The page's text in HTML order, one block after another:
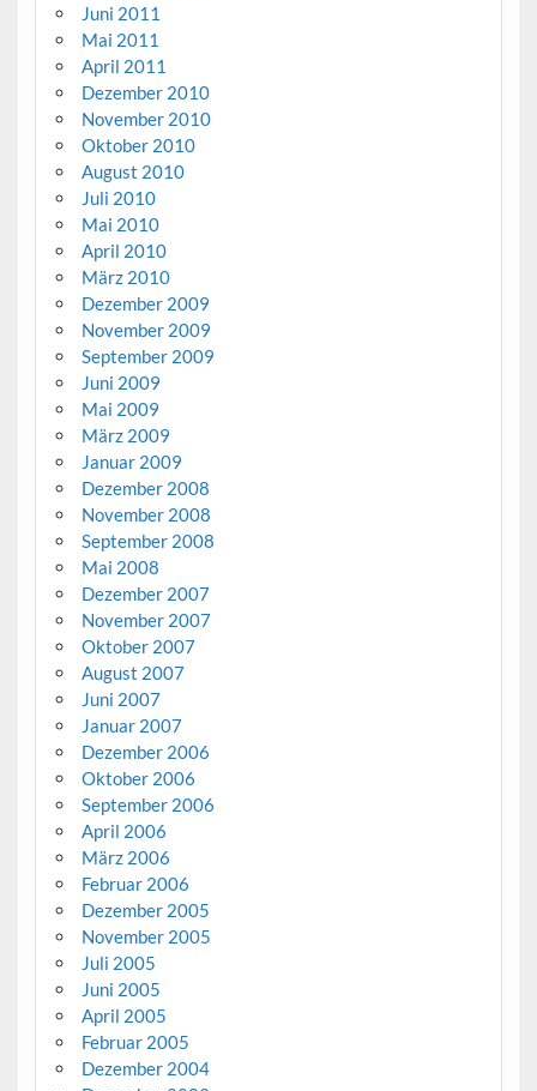
Juni 2011
Mai 2011
April 2011
Dezember 2010
November 2010
Oktober 2010
August 2010
Juli 2010
Mai 2010
April 2010
März 2010
Dezember 2009
November 2009
September 2009
Juni 2009
Mai 2009
März 2009
Januar 2009
Dezember 2008
November 2008
September 2008
Mai 2008
Dezember 2007
November 2007
Oktober 2007
August 2007
Juni 2007
Januar 2007
Dezember 2006
Oktober 2006
September 2006
April 2006
März 2006
Februar 2006
Dezember 2005
November 2005
Juli 2005
Juni 2005
April 2005
Februar 2005
Dezember 2004